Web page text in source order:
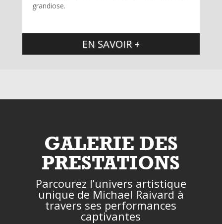
grandiose.
EN SAVOIR +
GALERIE DES
PRESTATIONS
Parcourez l’univers artistique
unique de Michael Raivard à
travers ses performances
captivantes